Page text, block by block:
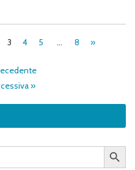
3 4 5 … 8 »
»
Search Button